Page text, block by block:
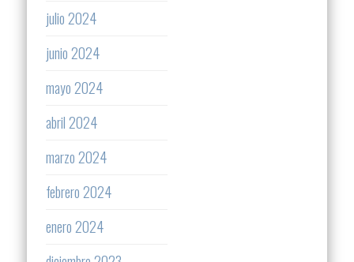
julio 2024
junio 2024
mayo 2024
abril 2024
marzo 2024
febrero 2024
enero 2024